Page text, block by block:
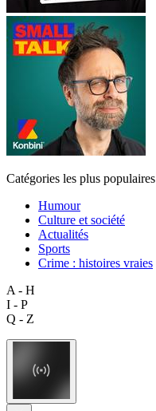
Catégories les plus populaires
Humour
Culture et société
Actualités
Sports
Crime : histoires vraies
A - H
I - P
Q - Z